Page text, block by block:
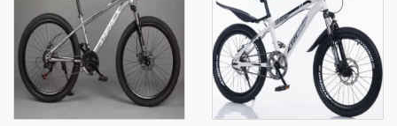
Infantil com Pedal e
Garfo de Aço
com Velocidade Baixa,
Garfo de Aço, Freio a
Disco, Pedal Comum